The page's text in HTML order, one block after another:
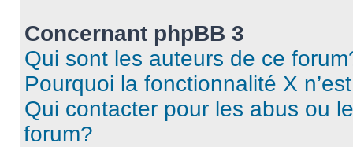
Concernant phpBB 3
Qui sont les auteurs de ce
Pourquoi la fonctionnalité X
Qui contacter pour les abus ou
forum?